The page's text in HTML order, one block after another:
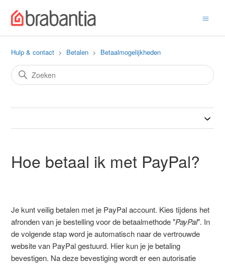
Hulp & contact Betalen Betaalmogelijkheden
Hoe betaal ik met PayPal?
Je kunt veilig betalen met je PayPal account. Kies tijdens het
afronden van je bestelling voor de betaalmethode "PayPal". In
de volgende stap word je automatisch naar de vertrouwde
website van PayPal gestuurd. Hier kun je je betaling
bevestigen. Na deze bevestiging wordt er een autorisatie